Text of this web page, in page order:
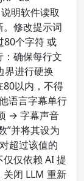
明软件读取
修改提示词
个字符 或
确保每行文
界进行硬换
80以内，不得
语言字幕单行
→ 字幕声音
”并将其设为
超过该值的
仅依赖 AI 提
闭 LLM 重新